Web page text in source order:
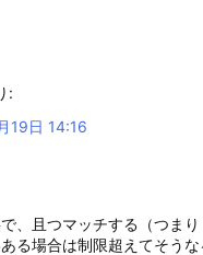
:
19日 14:16
、且つマッチする（つま
る場合は制限超えてそう